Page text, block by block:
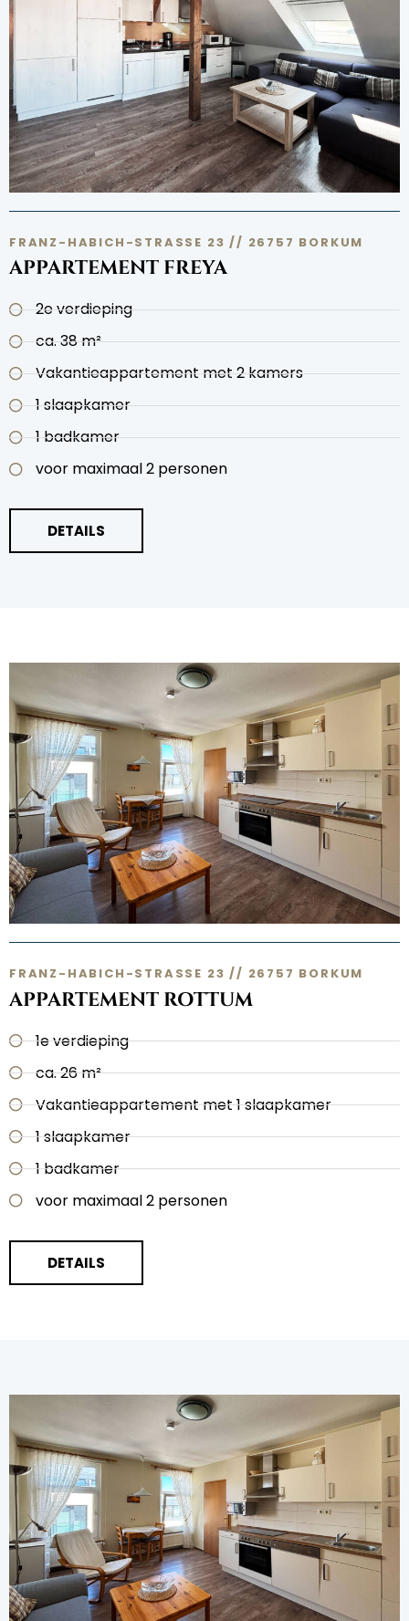
FRANZ-HABICH-STRASSE 23 // 26757 BORKUM
APPARTEMENT FREYA
2e verdieping
ca. 38 m²
Vakantieappartement met 2 kamers
1 slaapkamer
1 badkamer
voor maximaal 2 personen
DETAILS
FRANZ-HABICH-STRASSE 23 // 26757 BORKUM
APPARTEMENT ROTTUM
1e verdieping
ca. 26 m²
Vakantieappartement met 1 slaapkamer
1 slaapkamer
1 badkamer
voor maximaal 2 personen
DETAILS